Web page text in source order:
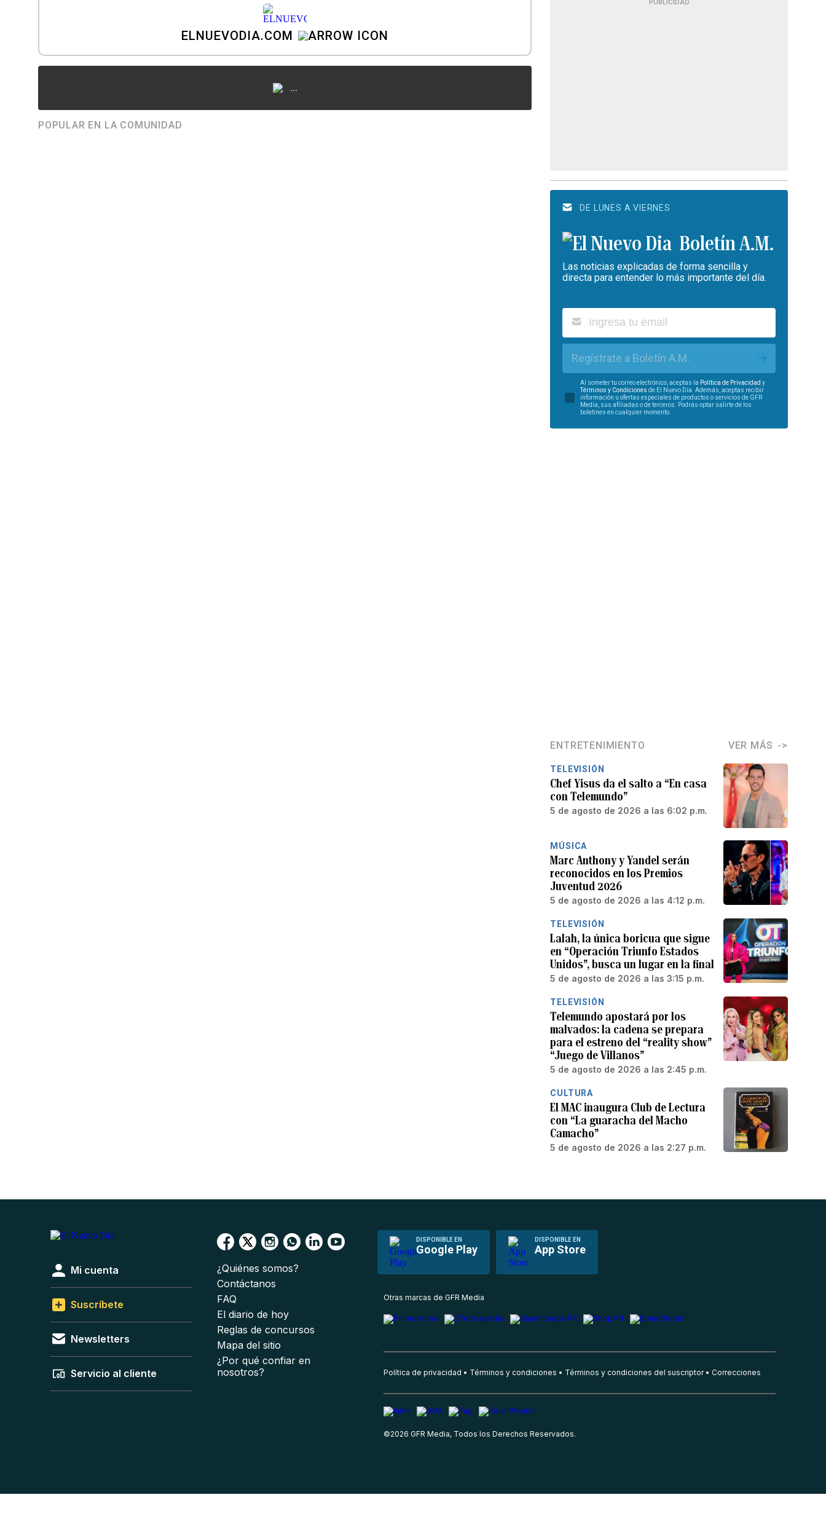
ELNUEVODIA.COM
...
POPULAR EN LA COMUNIDAD
PUBLICIDAD
DE LUNES A VIERNES
Boletín A.M.
Las noticias explicadas de forma sencilla y
directa para entender lo más importante del día.
Regístrate a Boletín A.M.
Al someter tu correo electrónico, aceptas la Política de Privacidad y
Términos y Condiciones de El Nuevo Día. Además, aceptas recibir
información u ofertas especiales de productos o servicios de GFR
Media, sus afiliadas o de terceros. Podrás optar salirte de los
boletines en cualquier momento.
ENTRETENIMIENTO VER MÁS
TELEVISIÓN
Chef Yisus da el salto a “En casa
con Telemundo”
5 de agosto de 2026 a las 6:02 p.m.
MÚSICA
Marc Anthony y Yandel serán
reconocidos en los Premios
Juventud 2026
5 de agosto de 2026 a las 4:12 p.m.
TELEVISIÓN
Lalah, la única boricua que sigue
en “Operación Triunfo Estados
Unidos”, busca un lugar en la final
5 de agosto de 2026 a las 3:15 p.m.
TELEVISIÓN
Telemundo apostará por los
malvados: la cadena se prepara
para el estreno del “reality show”
“Juego de Villanos”
5 de agosto de 2026 a las 2:45 p.m.
CULTURA
El MAC inaugura Club de Lectura
con “La guaracha del Macho
Camacho”
5 de agosto de 2026 a las 2:27 p.m.
DISPONIBLE EN
Google Play
DISPONIBLE EN
App Store
Mi cuenta
Suscríbete
Newsletters
Servicio al cliente
¿Quiénes somos?
Contáctanos
FAQ
El diario de hoy
Reglas de concursos
Mapa del sitio
¿Por qué confiar en
nosotros?
Otras marcas de GFR Media
Política de privacidad Términos y condiciones Términos y condiciones del suscriptor Correcciones
©2026 GFR Media, Todos los Derechos Reservados.